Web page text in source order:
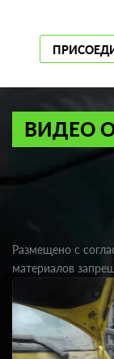
ВИДЕО
Размещено с
материалов